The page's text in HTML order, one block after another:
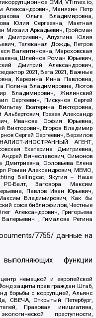
СМИ, VTimes.io,
Александрович, Маняхин Петр
Ольга Владимировна,
Юлия Сергеевна, Маетная
Михаил Аркадьевич, Гройсман
Дмитриевич, Апухтина Юлия
Телеканал Дождь, Петров
Валентиновна, Мароховская
Шлейнов Роман Юрьевич,
Дмитрий Александрович,
2021, Вега 2021, Важные
Карезина Инна Павловна,
Полина Владимировна, Лютов
Владимирович, Жилинский
Сергеевич, Пискунов Сергей
Екатерина Викторовна,
Грезев Александр
Иванова София Юрьевна,
Викторович, Егоров Владимир
Сергей Сергеевич, Верзилов
ИНОСТРАННЫЙ АГЕНТ,
Екатерина Дмитриевна,
Вячеславович, Симонов
Дмитриевна, Соловьева Елена
Роман Александрович, МЕМО,
Bellingcat, Якутия – Наше
Балт, Заговора Максим
Павлов Иван Юрьевич,
Владимирович, Как бы
союз библиофилов, Честные
Александрович, Григорьева
, Гималова Регина
7755/ данные на
функции
немецкой и европейской
защиты прав граждан Штаб,
борьбы с коррупцией, Альянс
СВЕЧА, Открытый Петербург,
Правовая инициатива,
преступности,